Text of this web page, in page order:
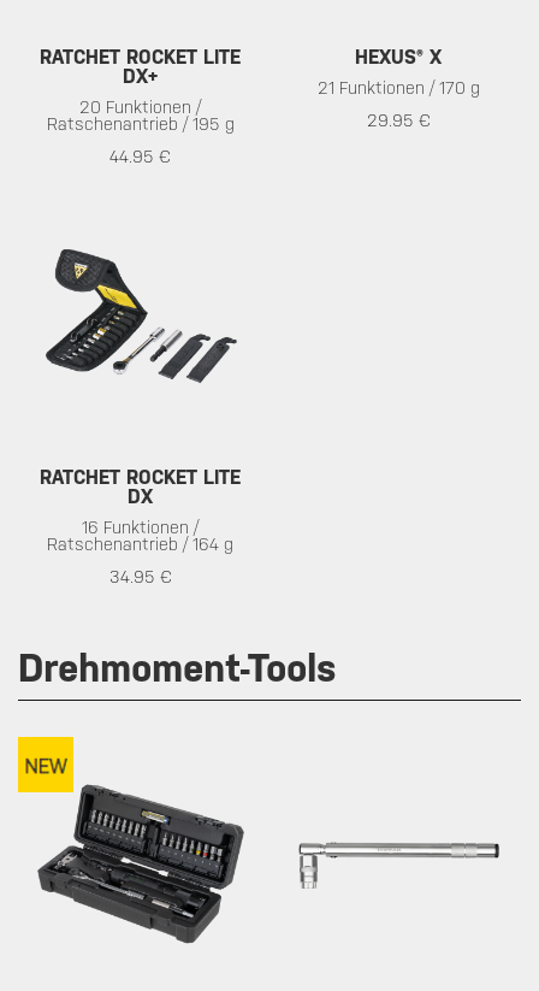
RATCHET ROCKET LITE
DX+
20 Funktionen /
Ratschenantrieb / 195 g
44.95 €
HEXUS® X
21 Funktionen / 170 g
29.95 €
RATCHET ROCKET LITE
DX
16 Funktionen /
Ratschenantrieb / 164 g
34.95 €
Drehmoment-Tools